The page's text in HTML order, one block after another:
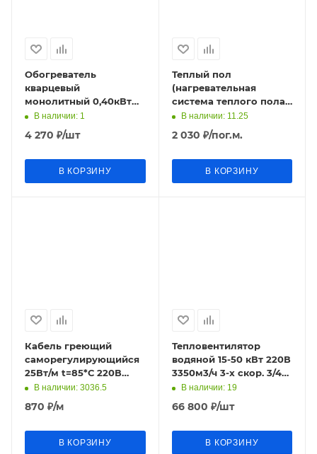
Обогреватель
кварцевый
монолитный 0,40кВт
220В t=95*C IP67
650х25мм Стандарт
WarmHoff
В наличии: 1
4 270 ₽/шт
В КОРЗИНУ
Теплый пол
(нагревательная
система теплого пола)
NANO HEAT модель
DK450 10*815мм 220В
Ю.Корея (кор
В наличии: 11.25
2 030 ₽/пог.м.
В КОРЗИНУ
Кабель греющий
саморегулирующийся
25Вт/м t=85*С 220В
агрессивная среда
25HTR2-CT КИТАЙ
В наличии: 3036.5
870 ₽/м
В КОРЗИНУ
Тепловентилятор
водяной 15-50 кВт 220В
3350м3/ч 3-х скор. 3/4"
IP54 13кг настеный/
В наличии: 19
66 800 ₽/шт
В КОРЗИНУ